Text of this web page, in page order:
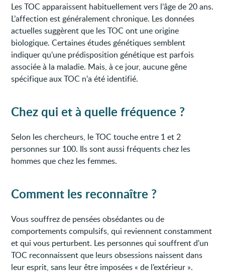
Les TOC apparaissent habituellement vers l’âge de 20 ans.
L’affection est généralement chronique. Les données
actuelles suggèrent que les TOC ont une origine
biologique. Certaines études génétiques semblent
indiquer qu’une prédisposition génétique est parfois
associée à la maladie. Mais, à ce jour, aucune gêne
spécifique aux TOC n’a été identifié.
Chez qui et à quelle fréquence ?
Selon les chercheurs, le TOC touche entre 1 et 2
personnes sur 100. Ils sont aussi fréquents chez les
hommes que chez les femmes.
Comment les reconnaître ?
Vous souffrez de pensées obsédantes ou de
comportements compulsifs, qui reviennent constamment
et qui vous perturbent. Les personnes qui souffrent d'un
TOC reconnaissent que leurs obsessions naissent dans
leur esprit, sans leur être imposées « de l’extérieur ».